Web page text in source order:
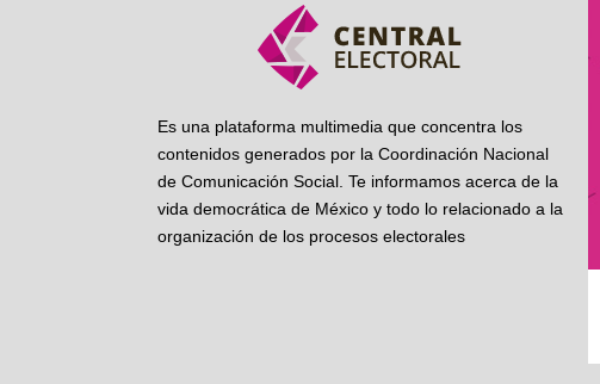
Es una plataforma multimedia que concentra los
contenidos generados por la Coordinación Nacional
de Comunicación Social. Te informamos acerca de la
vida democrática de México y todo lo relacionado a la
organización de los procesos electorales